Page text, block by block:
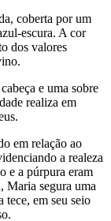
coberta por um
escura. A cor
dos valores
e uma sobre
realiza em
em relação ao
a realeza
e a púrpura eram
Maria segura uma
em seu seio